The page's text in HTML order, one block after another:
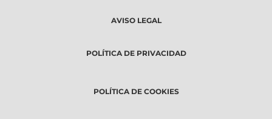
AVISO LEGAL
POLÍTICA DE PRIVACIDAD
POLÍTICA DE COOKIES